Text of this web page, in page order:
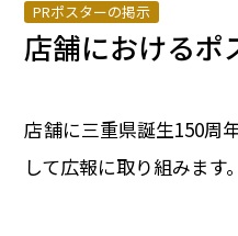
産業
インフラ
PRポスターの掲示
店舗におけるポ
店舗に三重県誕生150周
して広報に取り組みます。